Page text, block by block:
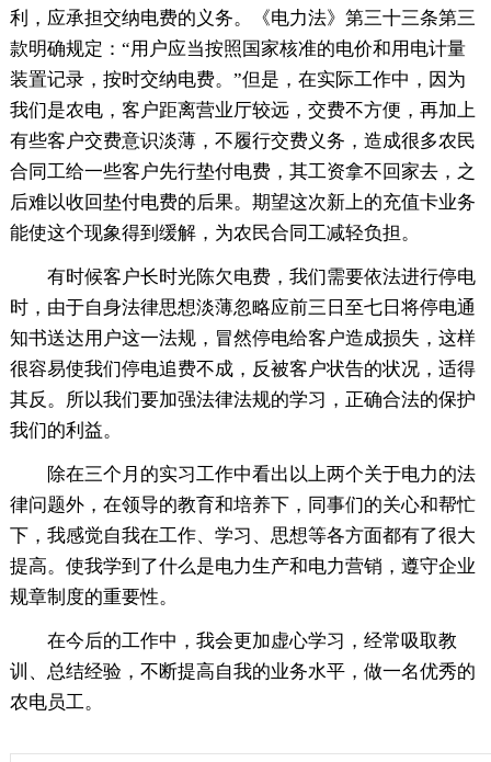
利，应承担交纳电费的义务。《电力法》第三十三条第三
款明确规定：“用户应当按照国家核准的电价和用电计量
装置记录，按时交纳电费。”但是，在实际工作中，因为
我们是农电，客户距离营业厅较远，交费不方便，再加上
有些客户交费意识淡薄，不履行交费义务，造成很多农民
合同工给一些客户先行垫付电费，其工资拿不回家去，之
后难以收回垫付电费的后果。期望这次新上的充值卡业务
能使这个现象得到缓解，为农民合同工减轻负担。
有时候客户长时光陈欠电费，我们需要依法进行停电
时，由于自身法律思想淡薄忽略应前三日至七日将停电通
知书送达用户这一法规，冒然停电给客户造成损失，这样
很容易使我们停电追费不成，反被客户状告的状况，适得
其反。所以我们要加强法律法规的学习，正确合法的保护
我们的利益。
除在三个月的实习工作中看出以上两个关于电力的法
律问题外，在领导的教育和培养下，同事们的关心和帮忙
下，我感觉自我在工作、学习、思想等各方面都有了很大
提高。使我学到了什么是电力生产和电力营销，遵守企业
规章制度的重要性。
在今后的工作中，我会更加虚心学习，经常吸取教
训、总结经验，不断提高自我的业务水平，做一名优秀的
农电员工。